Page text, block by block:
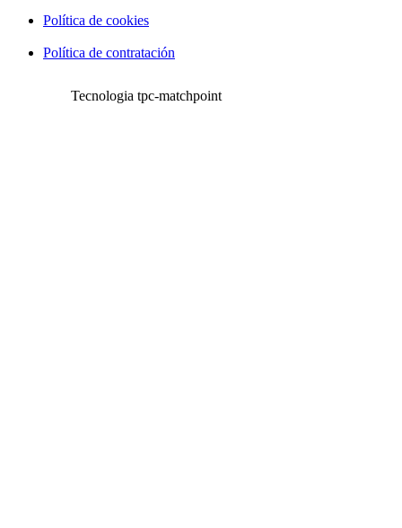
Política de cookies
Política de contratación
Tecnologia tpc-matchpoint